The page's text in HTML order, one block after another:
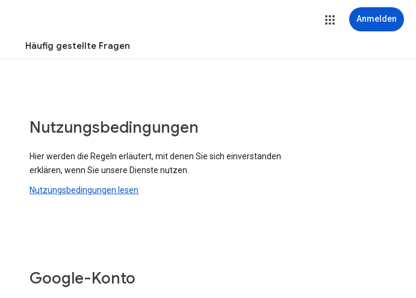
Anmelden
Häufig gestellte Fragen
Nutzungsbedingungen
Hier werden die Regeln erläutert, mit denen Sie sich einverstanden
erklären, wenn Sie unsere Dienste nutzen.
Nutzungsbedingungen lesen
Google-Konto